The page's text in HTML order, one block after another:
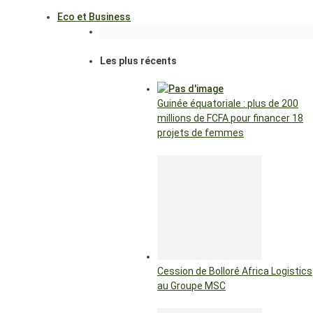
Eco et Business
Les plus récents
Guinée équatoriale : plus de 200
millions de FCFA pour financer 18
projets de femmes
Cession de Bolloré Africa Logistics
au Groupe MSC